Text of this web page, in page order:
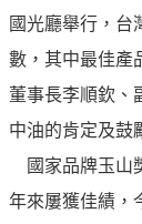
信
治
理
信
譽
油
國光廳舉行，台
數，其中最佳產
董事長李順欽、
中油的肯定及鼓
國家品牌玉山
年來屢獲佳績，